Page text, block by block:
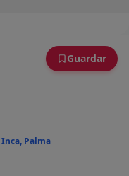
Guardar
Inca, Palma